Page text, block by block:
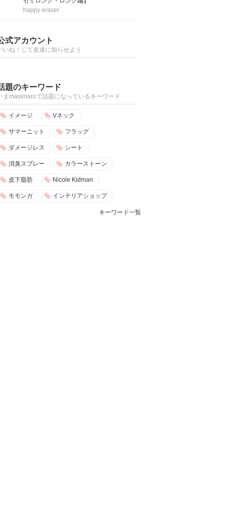
happy eraser
式アカウント
いね！して友達に知らせよう
題のキーワード
まmasimaroで話題になっているキーワード
イメージ Vネック
サマーニット フラッグ
ダメージレス シート
消臭スプレー カラーストーン
皮下脂肪 Nicole Kidman
モモンガ インテリアショップ
キーワード一覧